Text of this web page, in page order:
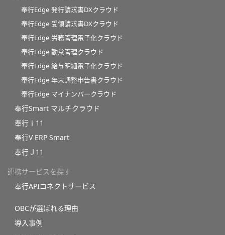
奉行Edge 発行請求書DXクラウド
奉行Edge 受領請求書DXクラウド
奉行Edge 労務管理電子化クラウド
奉行Edge 勤怠管理クラウド
奉行Edge 給与明細電子化クラウド
奉行Edge 年末調整申告書クラウド
奉行Edge マイナンバークラウド
奉行Smart マルチクラウド
奉行ｉ11
奉行V ERP Smart
奉行Ｊ11
連携サービスを探す
奉行APIコネクトサービス
OBCが選ばれる理由
導入事例